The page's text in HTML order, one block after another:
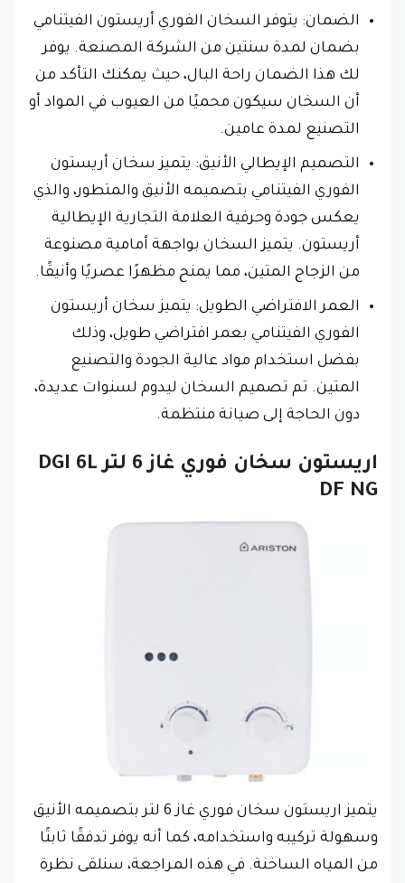
الضمان: يتوفر السخان الفوري أريستون الفيتنامي
بضمان لمدة سنتين من الشركة المصنعة. يوفر
لك هذا الضمان راحة البال، حيث يمكنك التأكد من
أن السخان سيكون محميًا من العيوب في المواد أو
التصنيع لمدة عامين.
التصميم الإيطالي الأنيق: يتميز سخان أريستون
الفوري الفيتنامي بتصميمه الأنيق والمتطور، والذي
يعكس جودة وحرفية العلامة التجارية الإيطالية
أريستون. يتميز السخان بواجهة أمامية مصنوعة
من الزجاج المتين، مما يمنح مظهرًا عصريًا وأنيقًا.
العمر الافتراضي الطويل: يتميز سخان أريستون
الفوري الفيتنامي بعمر افتراضي طويل، وذلك
بفضل استخدام مواد عالية الجودة والتصنيع
المتين. تم تصميم السخان ليدوم لسنوات عديدة،
دون الحاجة إلى صيانة منتظمة.
اريستون سخان فوري غاز 6 لتر DGI 6L
DF NG
يتميز اريستون سخان فوري غاز 6 لتر بتصميمه الأنيق
وسهولة تركيبه واستخدامه، كما أنه يوفر تدفقًا ثابتًا
من المياه الساخنة. في هذه المراجعة، سنلقى نظرة